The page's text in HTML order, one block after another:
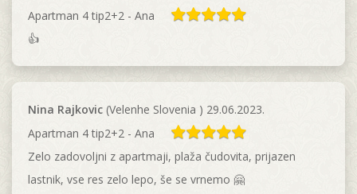
Apartman 4 tip2+2 - Ana
👍
Nina Rajkovic (Velenhe Slovenia ) 29.06.2023.
Apartman 4 tip2+2 - Ana
Zelo zadovoljni z apartmaji, plaža čudovita, prijazen
lastnik, vse res zelo lepo, še se vrnemo 🤗